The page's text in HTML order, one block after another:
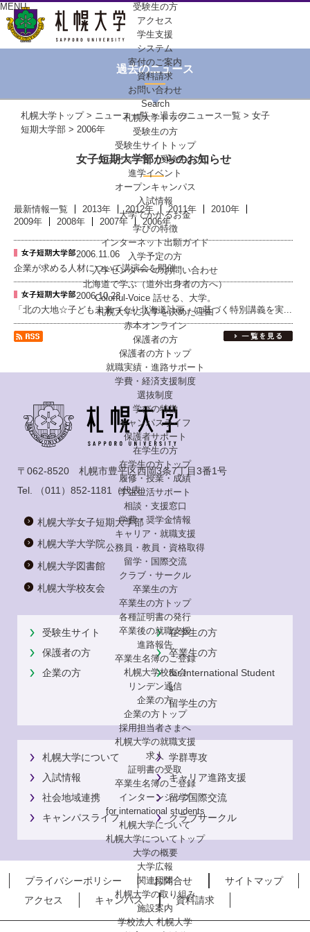
MENU
受験生の方
アクセス
学生支援
システム
寄付のご案内
資料請求
お問い合わせ
Search
札幌大学トップ
受験生の方
受験生サイトトップ
ニュース一覧（受験生の方）
進学イベント
オープンキャンパス
入試情報
大学でかかるお金
学びの特徴
インターネット出願ガイド
入学予定の方
入学センターへのお問い合わせ
北海道で学ぶ（道外出身者の方へ）
Colorful-Voice 話せる、大学。
札幌大学に入学を決めた理由
赤本オンライン
保護者の方
保護者の方トップ
就職実績・進路サポート
学費・経済支援制度
選抜制度
学びの特徴
キャンパスライフ
保護者サポート
在学生の方
在学生の方トップ
履修・授業・成績
学生生活サポート
相談・支援窓口
学費・奨学金情報
キャリア・就職支援
公務員・教員・資格取得
留学・国際交流
クラブ・サークル
卒業生の方
卒業生の方トップ
各種証明書の発行
卒業後の就職支援
進路報告
卒業生名簿のご登録
札幌大学校友会
リンデン通信
企業の方
企業の方トップ
採用担当者さまへ
札幌大学の就職支援
求人
証明書の受取
卒業生名簿のご登録
インターンシップ
for international students
札幌大学について
札幌大学についてトップ
大学の概要
大学広報
関連団体
札幌大学の取り組み
施設案内
学校法人 札幌大学
過去のニュース
札幌大学トップ> ニュース一覧>過去のニュース一覧 > 女子
短期大学部 > 2006年
女子短期大学部からのお知らせ
最新情報一覧 2013年 2012年 2011年
2010年
2009年
2008年 2007年 2006年
2006.11.06
企業が求める人材について講演会を開催
2006.10.23
「北の大地☆子ども未来づくり北海道計画」に基づく特別講義を実...
〒062-8520 札幌市豊平区西岡3条7丁目3番1号
Tel.
（011）852-1181 （代表）
札幌大学女子短期大学部
札幌大学大学院
札幌大学図書館
札幌大学校友会
受験生サイト
在学生の方
保護者の方
卒業生の方
企業の方
for International Student
s
留学生の方
札幌大学について
学群専攻
入試情報
キャリア進路支援
社会地域連携
留学国際交流
キャンパスライフ
クラブサークル
プライバシーポリシー お問合せ
サイトマップ
アクセス
キャンパス 資料請求